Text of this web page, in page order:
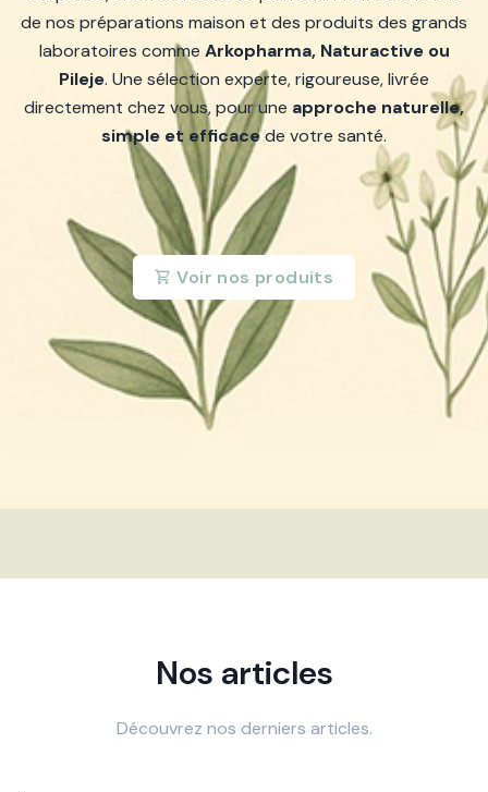
de nos préparations maison et des produits des grands
laboratoires comme Arkopharma, Naturactive ou
Pileje. Une sélection experte, rigoureuse, livrée
directement chez vous, pour une approche naturelle,
simple et efficacede votre santé.
Voir nos produits
Nos articles
Découvrez nos derniers articles.